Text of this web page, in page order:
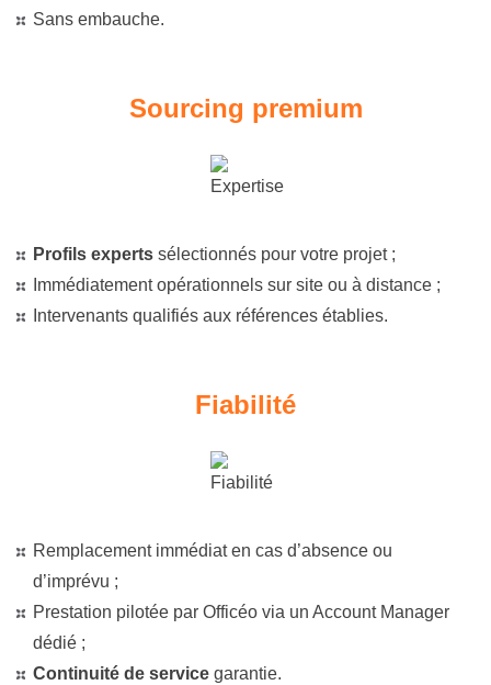
Sans embauche.
Sourcing premium
Profils experts sélectionnés pour votre projet ;
Immédiatement opérationnels sur site ou à distance ;
Intervenants qualifiés aux références établies.
Fiabilité
Remplacement immédiat en cas d’absence ou
d’imprévu ;
Prestation pilotée par Officéo via un Account Manager
dédié ;
Continuité de service garantie.